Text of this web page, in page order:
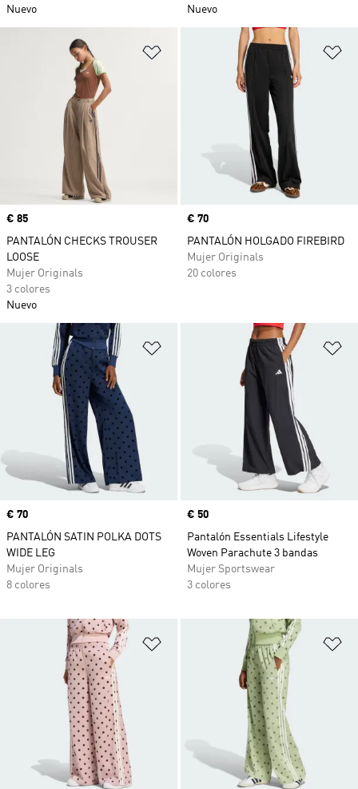
Nuevo
Nuevo
Añadir a la lista de deseos
Precio
€ 85
PANTALÓN CHECKS TROUSER
LOOSE
Mujer Originals
3 colores
Nuevo
Precio
€ 70
PANTALÓN HOLGADO FIREBIRD
Mujer Originals
20 colores
Añadir a la lista de deseos
Precio
€ 70
PANTALÓN SATIN POLKA DOTS
WIDE LEG
Mujer Originals
8 colores
Precio
€ 50
Pantalón Essentials Lifestyle
Woven Parachute 3 bandas
Mujer Sportswear
3 colores
Añadir a la lista de deseos